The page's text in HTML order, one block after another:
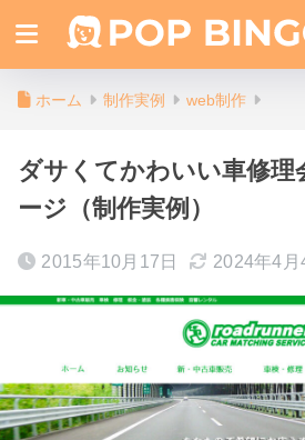
ホーム 制作実例 web制作
ダサくてかわいい車修理
ージ（制作実例）
2015年10月17日 2024年4月